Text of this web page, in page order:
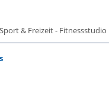
Sport & Freizeit - Fitnessstudio